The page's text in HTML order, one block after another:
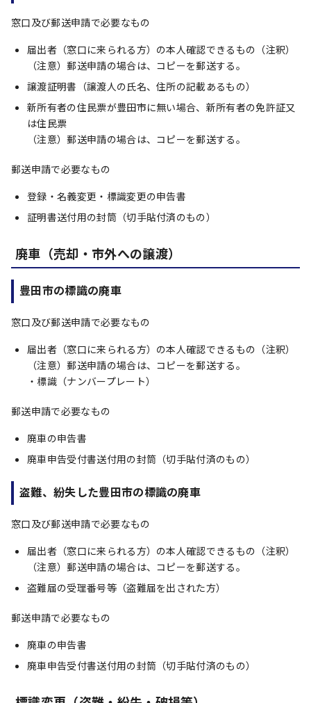
窓口及び郵送申請で必要なもの
届出者（窓口に来られる方）の本人確認できるもの（注釈）
（注意）郵送申請の場合は、コピーを郵送する。
譲渡証明書（譲渡人の氏名、住所の記載あるもの）
新所有者の住民票が豊田市に無い場合、新所有者の免許証又
は住民票
（注意）郵送申請の場合は、コピーを郵送する。
郵送申請で必要なもの
登録・名義変更・標識変更の申告書
証明書送付用の封筒（切手貼付済のもの）
廃車（売却・市外への譲渡）
豊田市の標識の廃車
窓口及び郵送申請で必要なもの
届出者（窓口に来られる方）の本人確認できるもの（注釈）
（注意）郵送申請の場合は、コピーを郵送する。
・標識（ナンバープレート）
郵送申請で必要なもの
廃車の申告書
廃車申告受付書送付用の封筒（切手貼付済のもの）
盗難、紛失した豊田市の標識の廃車
窓口及び郵送申請で必要なもの
届出者（窓口に来られる方）の本人確認できるもの（注釈）
（注意）郵送申請の場合は、コピーを郵送する。
盗難届の受理番号等（盗難届を出された方）
郵送申請で必要なもの
廃車の申告書
廃車申告受付書送付用の封筒（切手貼付済のもの）